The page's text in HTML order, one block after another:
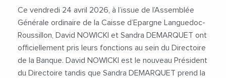
Ce vendredi 24 avril 2026, à l’issue de l’Assemblée
Générale ordinaire de la Caisse d’Epargne Languedoc-
Roussillon, David NOWICKI et Sandra DEMARQUET ont
officiellement pris leurs fonctions au sein du Directoire
de la Banque. David NOWICKI est le nouveau Président
du Directoire tandis que Sandra DEMARQUET prend la